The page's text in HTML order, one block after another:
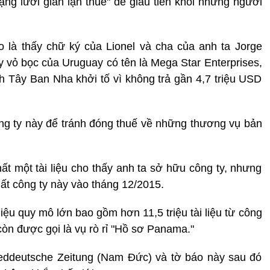
thấy chữ ký của Lionel và cha của anh ta Jorge
bọc của Uruguay có tên là Mega Star Enterprises,
Tây Ban Nha khởi tố vì không trả gần 4,7 triệu USD
ty này để tránh đóng thuế về những thương vụ bản
một tài liệu cho thấy anh ta sở hữu công ty, nhưng
công ty này vào tháng 12/2015.
quy mô lớn bao gồm hơn 11,5 triệu tài liệu từ công
được gọi là vụ rò rỉ "Hồ sơ Panama."
Zeitung (Nam Đức) và tờ báo này sau đó